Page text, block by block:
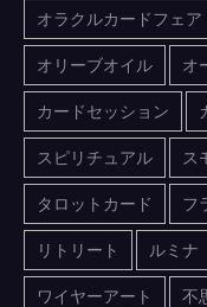
オラクルカードフェア
オリーブオイル オ
カードセッション
スピリチュアル ス
タロットカード フ
リトリート ルミナ
ワイヤーアート 不